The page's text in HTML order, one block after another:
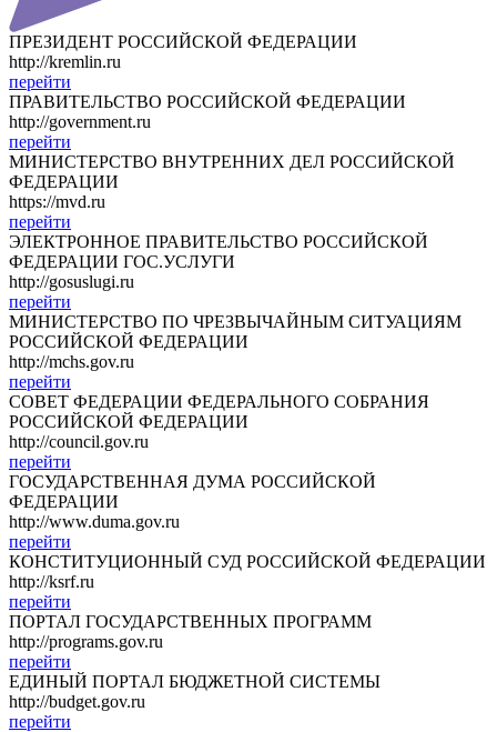
ПРЕЗИДЕНТ РОССИЙСКОЙ ФЕДЕРАЦИИ
http://kremlin.ru
перейти
ПРАВИТЕЛЬСТВО РОССИЙСКОЙ ФЕДЕРАЦИИ
http://government.ru
перейти
МИНИСТЕРСТВО ВНУТРЕННИХ ДЕЛ РОССИЙСКОЙ
ФЕДЕРАЦИИ
https://mvd.ru
перейти
ЭЛЕКТРОННОЕ ПРАВИТЕЛЬСТВО РОССИЙСКОЙ
ФЕДЕРАЦИИ ГОС.УСЛУГИ
http://gosuslugi.ru
перейти
МИНИСТЕРСТВО ПО ЧРЕЗВЫЧАЙНЫМ СИТУАЦИЯМ
РОССИЙСКОЙ ФЕДЕРАЦИИ
http://mchs.gov.ru
перейти
СОВЕТ ФЕДЕРАЦИИ ФЕДЕРАЛЬНОГО СОБРАНИЯ
РОССИЙСКОЙ ФЕДЕРАЦИИ
http://council.gov.ru
перейти
ГОСУДАРСТВЕННАЯ ДУМА РОССИЙСКОЙ
ФЕДЕРАЦИИ
http://www.duma.gov.ru
перейти
КОНСТИТУЦИОННЫЙ СУД РОССИЙСКОЙ ФЕДЕРАЦИИ
http://ksrf.ru
перейти
ПОРТАЛ ГОСУДАРСТВЕННЫХ ПРОГРАММ
http://programs.gov.ru
перейти
ЕДИНЫЙ ПОРТАЛ БЮДЖЕТНОЙ СИСТЕМЫ
http://budget.gov.ru
перейти